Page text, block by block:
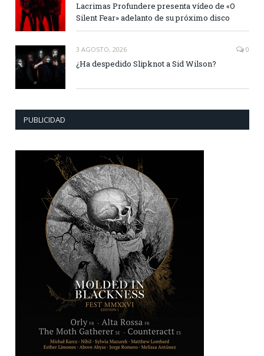
Lacrimas Profundere presenta vídeo de «O
Silent Fear» adelanto de su próximo disco
3 AGOSTO, 2026 0
¿Ha despedido Slipknot a Sid Wilson?
PUBLICIDAD